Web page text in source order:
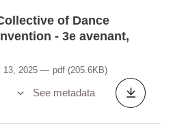
of Dance
- 3e avenant,
13, 2025 pdf (205.6KB)
See metadata